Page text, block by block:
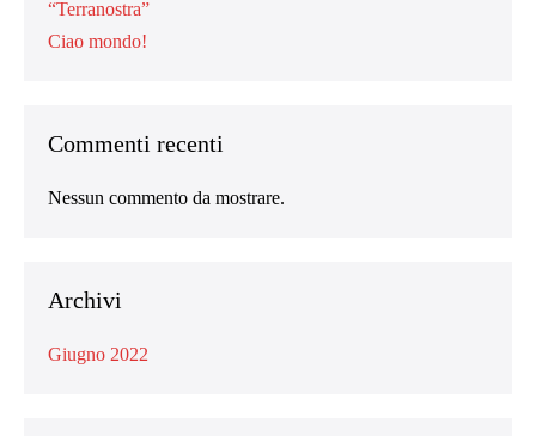
“Terranostra”
Ciao mondo!
Commenti recenti
Nessun commento da mostrare.
Archivi
Giugno 2022